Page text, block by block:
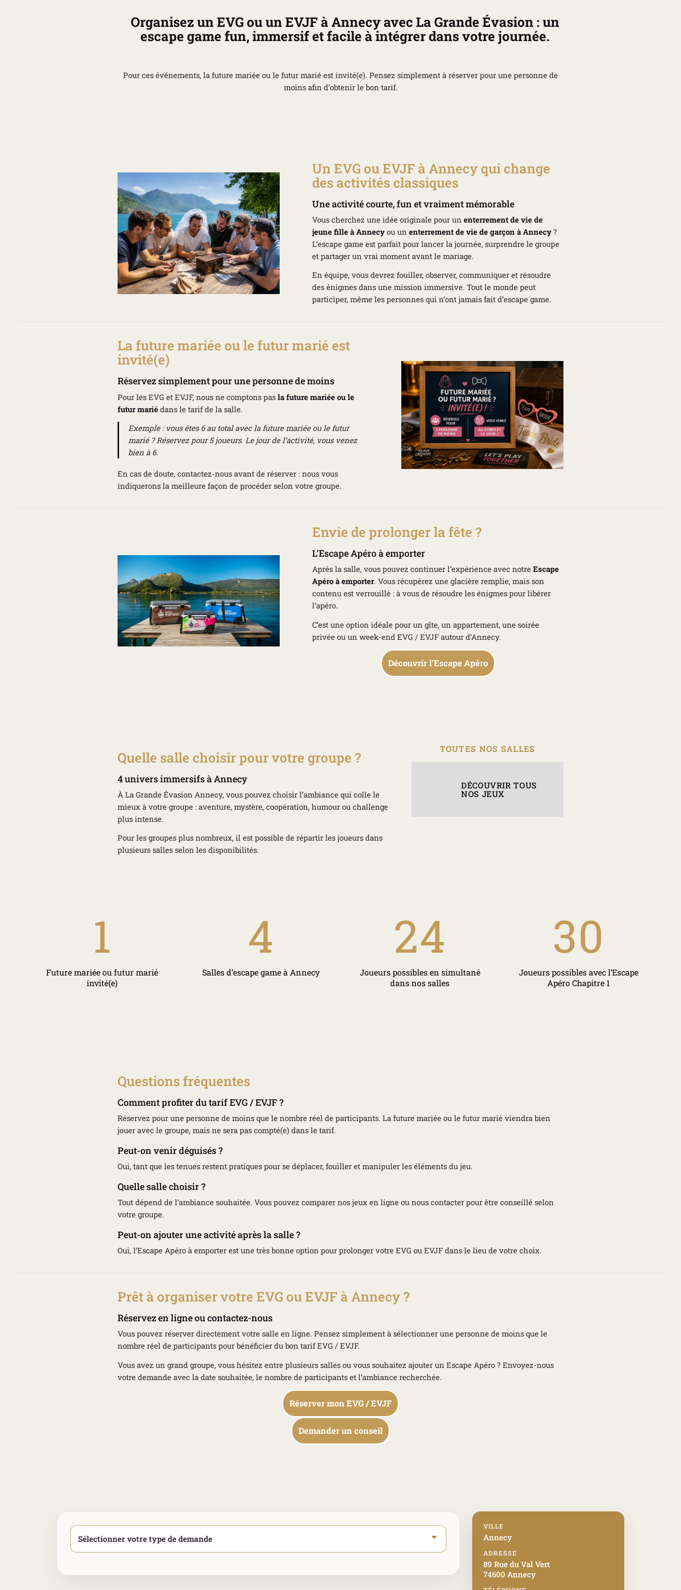
Organisez un EVG ou un EVJF à Annecy avec La Grande Évasion : un
escape game fun, immersif et facile à intégrer dans votre journée.
Pour ces événements, la future mariée ou le futur marié est invité(e). Pensez simplement à réserver pour une personne de
moins afin d’obtenir le bon tarif.
Un EVG ou EVJF à Annecy qui change
des activités classiques
Une activité courte, fun et vraiment mémorable
Vous cherchez une idée originale pour un enterrement de vie de
jeune fille à Annecyou un enterrement de vie de garçon à Annecy?
L’escape game est parfait pour lancer la journée, surprendre le groupe
et partager un vrai moment avant le mariage.
En équipe, vous devrez fouiller, observer, communiquer et résoudre
des énigmes dans une mission immersive. Tout le monde peut
participer, même les personnes qui n’ont jamais fait d’escape game.
La future mariée ou le futur marié est
invité(e)
Réservez simplement pour une personne de moins
Pour les EVG et EVJF, nous ne comptons pas la future mariée ou le
futur marié dans le tarif de la salle.
Exemple : vous êtes 6 au total avec la future mariée ou le futur
marié ? Réservez pour 5 joueurs. Le jour de l’activité, vous venez
bien à 6.
En cas de doute, contactez-nous avant de réserver : nous vous
indiquerons la meilleure façon de procéder selon votre groupe.
Envie de prolonger la fête ?
L’Escape Apéro à emporter
Après la salle, vous pouvez continuer l’expérience avec notre Escape
Apéro à emporter. Vous récupérez une glacière remplie, mais son
contenu est verrouillé : à vous de résoudre les énigmes pour libérer
l’apéro.
C’est une option idéale pour un gîte, un appartement, une soirée
privée ou un week-end EVG / EVJF autour d’Annecy.
Découvrir l’Escape Apéro
Quelle salle choisir pour votre groupe ?
4 univers immersifs à Annecy
À La Grande Évasion Annecy, vous pouvez choisir l’ambiance qui colle le
mieux à votre groupe : aventure, mystère, coopération, humour ou challenge
plus intense.
Pour les groupes plus nombreux, il est possible de répartir les joueurs dans
plusieurs salles selon les disponibilités.
TOUTES NOS SALLES
DÉCOUVRIR TOUS
NOS JEUX
1
Future mariée ou futur marié
invité(e)
4
Salles d’escape game à Annecy
24
Joueurs possibles en simultané
dans nos salles
30
Joueurs possibles avec l’Escape
Apéro Chapitre 1
Questions fréquentes
Comment profiter du tarif EVG / EVJF ?
Réservez pour une personne de moins que le nombre réel de participants. La future mariée ou le futur marié viendra bien
jouer avec le groupe, mais ne sera pas compté(e) dans le tarif.
Peut-on venir déguisés ?
Oui, tant que les tenues restent pratiques pour se déplacer, fouiller et manipuler les éléments du jeu.
Quelle salle choisir ?
Tout dépend de l’ambiance souhaitée. Vous pouvez comparer nos jeux en ligne ou nous contacter pour être conseillé selon
votre groupe.
Peut-on ajouter une activité après la salle ?
Oui, l’Escape Apéro à emporter est une très bonne option pour prolonger votre EVG ou EVJF dans le lieu de votre choix.
Prêt à organiser votre EVG ou EVJF à Annecy ?
Réservez en ligne ou contactez-nous
Vous pouvez réserver directement votre salle en ligne. Pensez simplement à sélectionner une personne de moins que le
nombre réel de participants pour bénéficier du bon tarif EVG / EVJF.
Vous avez un grand groupe, vous hésitez entre plusieurs salles ou vous souhaitez ajouter un Escape Apéro ? Envoyez-nous
votre demande avec la date souhaitée, le nombre de participants et l’ambiance recherchée.
Réserver mon EVG / EVJF
Demander un conseil
VILLE
Annecy
ADRESSE
89 Rue du Val Vert
74600 Annecy
Sélectionner votre type de demande*